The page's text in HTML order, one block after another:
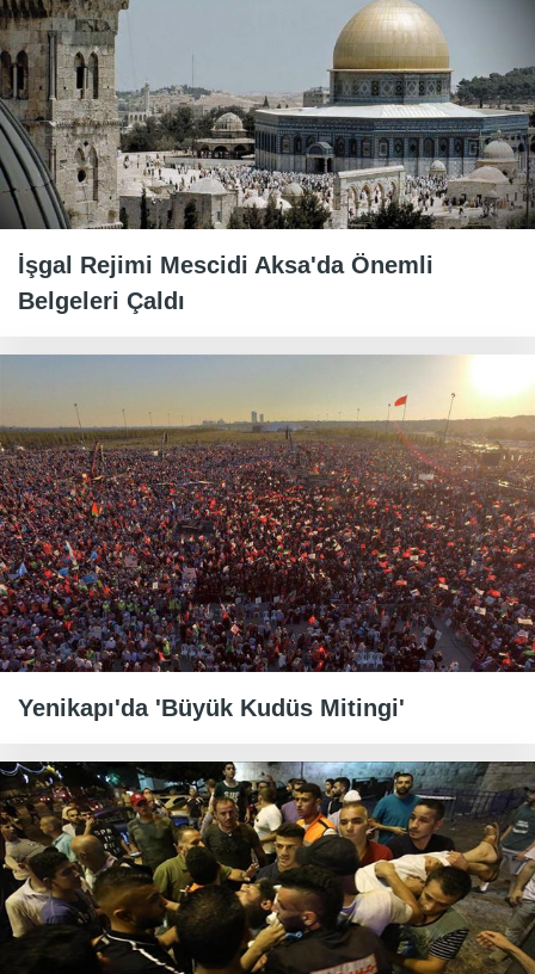
İşgal Rejimi Mescidi Aksa'da Önemli
Belgeleri Çaldı
Yenikapı'da 'Büyük Kudüs Mitingi'